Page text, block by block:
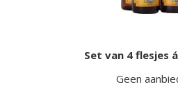
Set van 4 flesjes
Geen